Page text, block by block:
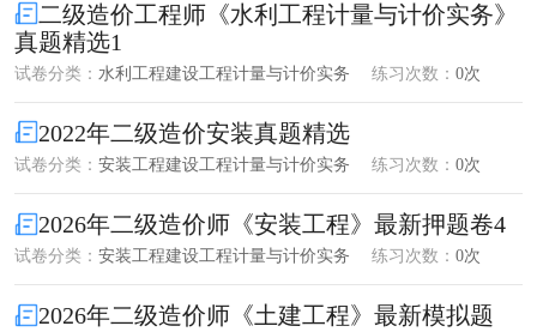
二级造价工程师《水利工程计量与计价实务》
真题精选1
试卷分类： 水利工程建设工程计量与计价实务 练习次数： 0次
2022年二级造价安装真题精选
试卷分类： 安装工程建设工程计量与计价实务 练习次数： 0次
2026年二级造价师《安装工程》最新押题卷4
试卷分类： 安装工程建设工程计量与计价实务 练习次数： 0次
2026年二级造价师《土建工程》最新模拟题